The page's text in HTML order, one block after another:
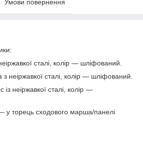
Умови повернення
сталі, колір — шліфований.
сталі, колір — шліфований.
неіржавкої сталі, колір —
у торець сходового марша/панелі